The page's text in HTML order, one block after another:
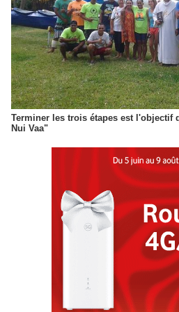
Terminer les trois étapes est l'objectif
Nui Vaa"